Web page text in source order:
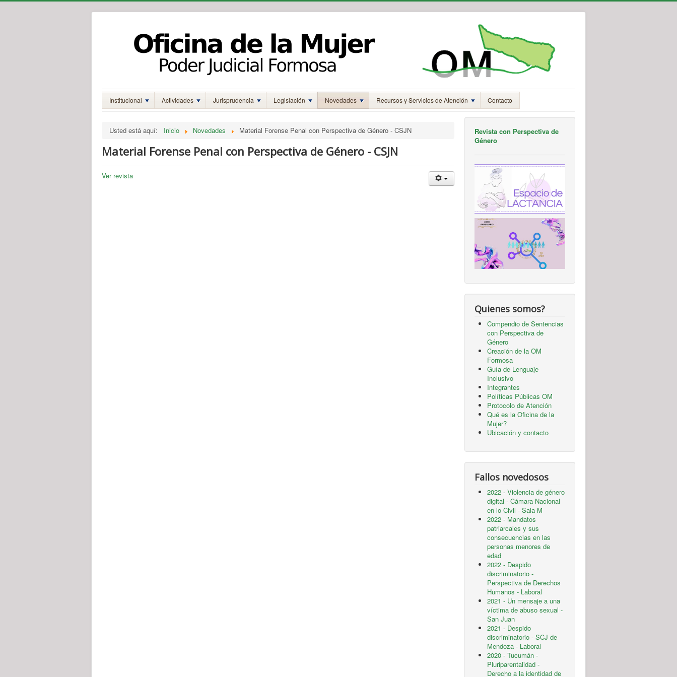
Institucional Actividades Jurisprudencia Legislación Novedades Recursos y Servicios de Atención Contacto
Usted está aquí: Inicio Novedades Material Forense Penal con Perspectiva de Género - CSJN
Material Forense Penal con Perspectiva de Género - CSJN
Ver revista
Revista con Perspectiva de
Género
Quienes somos?
Compendio de Sentencias
con Perspectiva de
Género
Creación de la OM
Formosa
Guía de Lenguaje
Inclusivo
Integrantes
Políticas Públicas OM
Protocolo de Atención
Qué es la Oficina de la
Mujer?
Ubicación y contacto
Fallos novedosos
2022 - Violencia de género
digital - Cámara Nacional
en lo Civil - Sala M
2022 - Mandatos
patriarcales y sus
consecuencias en las
personas menores de
edad
2022 - Despido
discriminatorio -
Perspectiva de Derechos
Humanos - Laboral
2021 - Un mensaje a una
víctima de abuso sexual -
San Juan
2021 - Despido
discriminatorio - SCJ de
Mendoza - Laboral
2020 - Tucumán -
Pluriparentalidad -
Derecho a la identidad de